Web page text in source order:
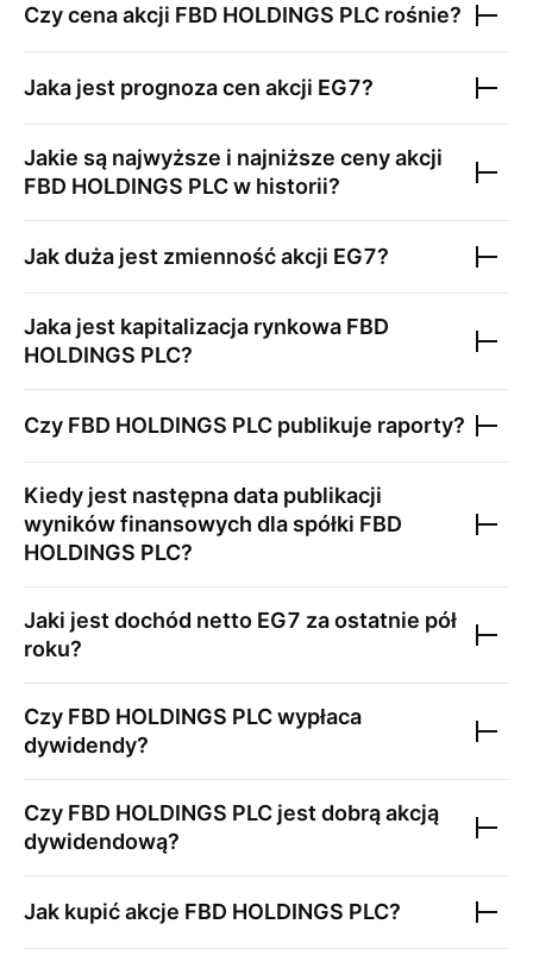
Czy cena akcji FBD HOLDINGS PLC rośnie?
Jaka jest prognoza cen akcji EG7?
Jakie są najwyższe i najniższe ceny akcji
FBD HOLDINGS PLCw historii?
Jak duża jest zmienność akcji EG7?
Jaka jest kapitalizacja rynkowa FBD
HOLDINGS PLC?
Czy FBD HOLDINGS PLC publikuje raporty?
Kiedy jest następna data publikacji
wyników finansowych dla spółki FBD
HOLDINGS PLC?
Jaki jest dochód netto EG7 za ostatnie pół
roku?
Czy FBD HOLDINGS PLCwypłaca
dywidendy?
Czy FBD HOLDINGS PLC jest dobrą akcją
dywidendową?
Jak kupić akcje FBD HOLDINGS PLC?